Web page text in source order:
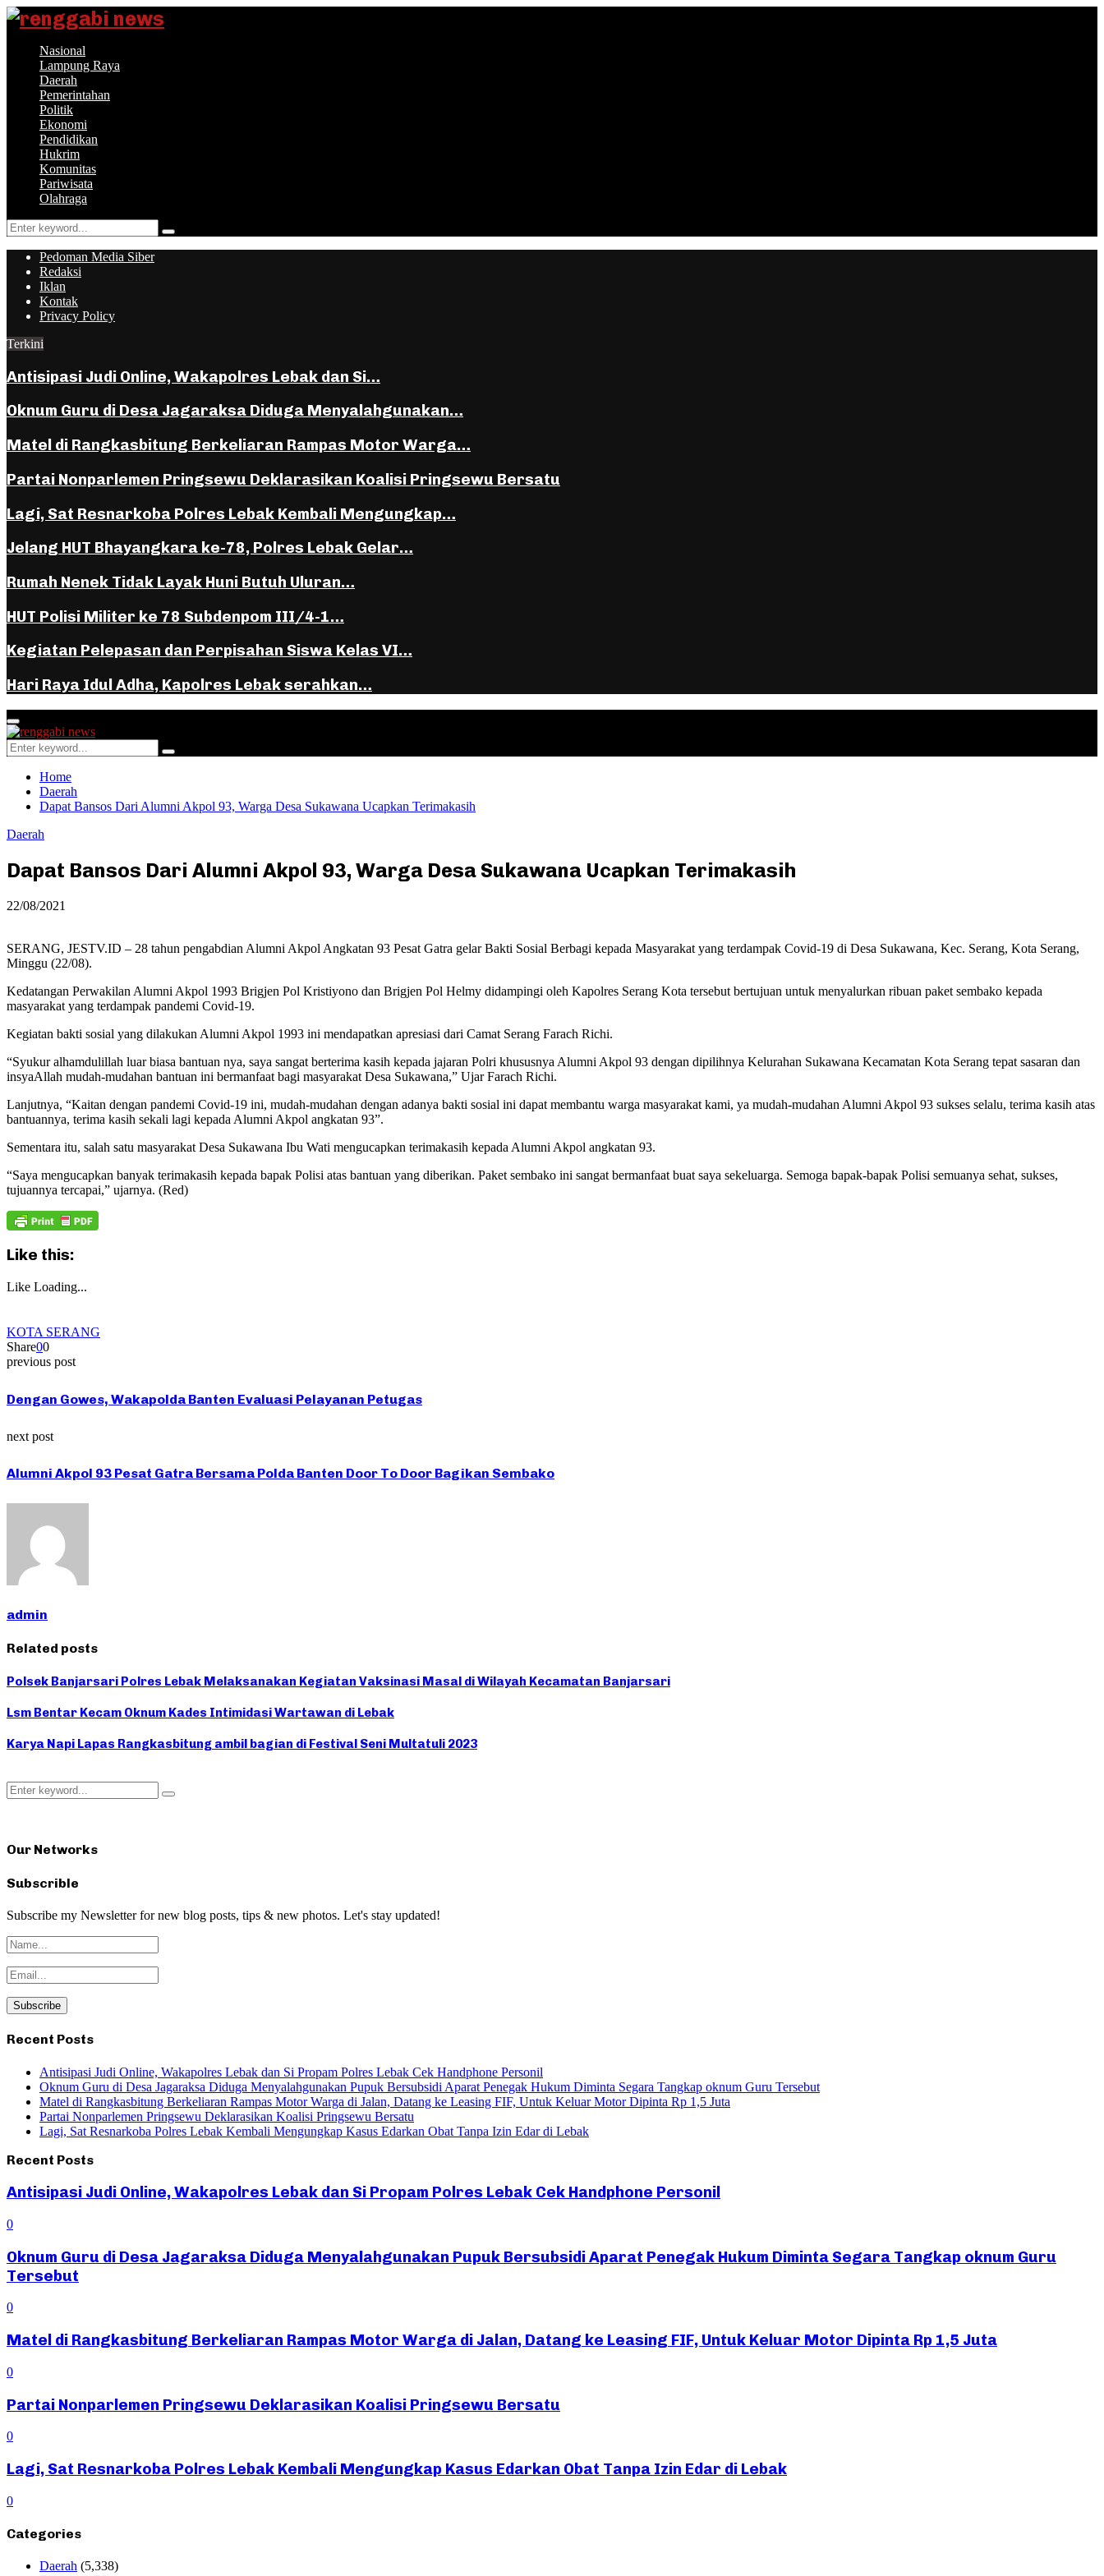
Nasional
Lampung Raya
Daerah
Pemerintahan
Politik
Ekonomi
Pendidikan
Hukrim
Komunitas
Pariwisata
Olahraga
Search
for:
Search
Pedoman Media Siber
Redaksi
Iklan
Kontak
Privacy Policy
Terkini
Antisipasi Judi Online, Wakapolres Lebak dan Si…
Oknum Guru di Desa Jagaraksa Diduga Menyalahgunakan…
Matel di Rangkasbitung Berkeliaran Rampas Motor Warga…
Partai Nonparlemen Pringsewu Deklarasikan Koalisi Pringsewu Bersatu
Lagi, Sat Resnarkoba Polres Lebak Kembali Mengungkap…
Jelang HUT Bhayangkara ke-78, Polres Lebak Gelar…
Rumah Nenek Tidak Layak Huni Butuh Uluran…
HUT Polisi Militer ke 78 Subdenpom III/4-1…
Kegiatan Pelepasan dan Perpisahan Siswa Kelas VI…
Hari Raya Idul Adha, Kapolres Lebak serahkan…
Facebook
Instagram
Youtube
Whatsapp
Primary
Menu
Search
for:
Search
Home
Daerah
Dapat Bansos Dari Alumni Akpol 93, Warga Desa Sukawana Ucapkan Terimakasih
Daerah
Dapat Bansos Dari Alumni Akpol 93, Warga Desa Sukawana Ucapkan Terimakasih
22/08/2021
SERANG, JESTV.ID – 28 tahun pengabdian Alumni Akpol Angkatan 93 Pesat Gatra gelar Bakti Sosial Berbagi kepada Masyarakat yang terdampak Covid-19 di Desa Sukawana, Kec. Serang, Kota Serang,
Minggu (22/08).
Kedatangan Perwakilan Alumni Akpol 1993 Brigjen Pol Kristiyono dan Brigjen Pol Helmy didampingi oleh Kapolres Serang Kota tersebut bertujuan untuk menyalurkan ribuan paket sembako kepada
masyarakat yang terdampak pandemi Covid-19.
Kegiatan bakti sosial yang dilakukan Alumni Akpol 1993 ini mendapatkan apresiasi dari Camat Serang Farach Richi.
“Syukur alhamdulillah luar biasa bantuan nya, saya sangat berterima kasih kepada jajaran Polri khususnya Alumni Akpol 93 dengan dipilihnya Kelurahan Sukawana Kecamatan Kota Serang tepat sasaran dan
insyaAllah mudah-mudahan bantuan ini bermanfaat bagi masyarakat Desa Sukawana,” Ujar Farach Richi.
Lanjutnya, “Kaitan dengan pandemi Covid-19 ini, mudah-mudahan dengan adanya bakti sosial ini dapat membantu warga masyarakat kami, ya mudah-mudahan Alumni Akpol 93 sukses selalu, terima kasih atas
bantuannya, terima kasih sekali lagi kepada Alumni Akpol angkatan 93”.
Sementara itu, salah satu masyarakat Desa Sukawana Ibu Wati mengucapkan terimakasih kepada Alumni Akpol angkatan 93.
“Saya mengucapkan banyak terimakasih kepada bapak Polisi atas bantuan yang diberikan. Paket sembako ini sangat bermanfaat buat saya sekeluarga. Semoga bapak-bapak Polisi semuanya sehat, sukses,
tujuannya tercapai,” ujarnya. (Red)
Like this:
Like Loading...
KOTA SERANG
Share00
previous post
Dengan Gowes, Wakapolda Banten Evaluasi Pelayanan Petugas
next post
Alumni Akpol 93 Pesat Gatra Bersama Polda Banten Door To Door Bagikan Sembako
admin
Related posts
Polsek Banjarsari Polres Lebak Melaksanakan Kegiatan Vaksinasi Masal di Wilayah Kecamatan Banjarsari
Lsm Bentar Kecam Oknum Kades Intimidasi Wartawan di Lebak
Karya Napi Lapas Rangkasbitung ambil bagian di Festival Seni Multatuli 2023
Search
for:
Search
Our Networks
Subscrible
Subscribe my Newsletter for new blog posts, tips & new photos. Let's stay updated!
Recent Posts
Antisipasi Judi Online, Wakapolres Lebak dan Si Propam Polres Lebak Cek Handphone Personil
Oknum Guru di Desa Jagaraksa Diduga Menyalahgunakan Pupuk Bersubsidi Aparat Penegak Hukum Diminta Segara Tangkap oknum Guru Tersebut
Matel di Rangkasbitung Berkeliaran Rampas Motor Warga di Jalan, Datang ke Leasing FIF, Untuk Keluar Motor Dipinta Rp 1,5 Juta
Partai Nonparlemen Pringsewu Deklarasikan Koalisi Pringsewu Bersatu
Lagi, Sat Resnarkoba Polres Lebak Kembali Mengungkap Kasus Edarkan Obat Tanpa Izin Edar di Lebak
Recent Posts
Antisipasi Judi Online, Wakapolres Lebak dan Si Propam Polres Lebak Cek Handphone Personil
0
Oknum Guru di Desa Jagaraksa Diduga Menyalahgunakan Pupuk Bersubsidi Aparat Penegak Hukum Diminta Segara Tangkap oknum Guru
Tersebut
0
Matel di Rangkasbitung Berkeliaran Rampas Motor Warga di Jalan, Datang ke Leasing FIF, Untuk Keluar Motor Dipinta Rp 1,5 Juta
0
Partai Nonparlemen Pringsewu Deklarasikan Koalisi Pringsewu Bersatu
0
Lagi, Sat Resnarkoba Polres Lebak Kembali Mengungkap Kasus Edarkan Obat Tanpa Izin Edar di Lebak
0
Categories
Daerah (5,338)